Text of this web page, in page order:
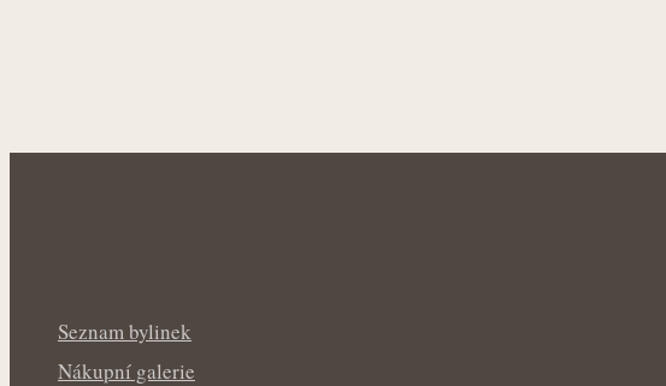
Seznam bylinek
Nákupní galerie